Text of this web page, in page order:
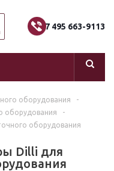
+7 495 663-9113
оборудования
-
оборудования
-
оборудования
Dilli для